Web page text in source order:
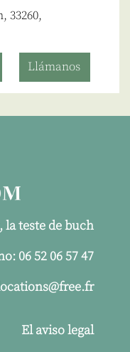
33260,
Llámanos
la teste de buch
06 52 06 57 47
El aviso legal